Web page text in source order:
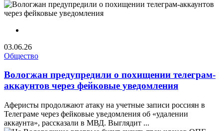
03.06.26
Общество
Вологжан предупредили о похищении телеграм-
аккаунтов через фейковые уведомления
Аферисты продолжают атаку на учетные записи россиян в
Телеграме через фейковые уведомления об «удалении
аккаунта», рассказали в МВД. Выглядит ...